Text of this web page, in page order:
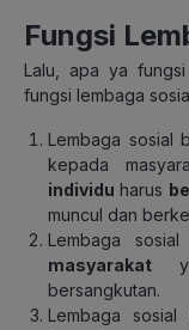
Fungsi
Lalu, apa ya
fungsi lembaga
Lembaga sosial
kepada
individu harus
muncul dan
Lembaga
masyarakat
bersangkutan.
Lembaga